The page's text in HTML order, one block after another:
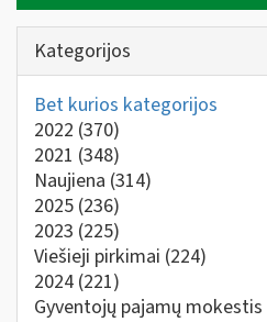
Kategorijos
Bet kurios kategorijos
2022 (370)
2021 (348)
Naujiena (314)
2025 (236)
2023 (225)
Viešieji pirkimai (224)
2024 (221)
Gyventojų pajamų mokestis